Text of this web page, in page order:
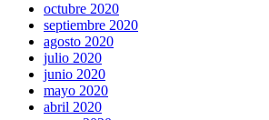
octubre 2020
septiembre 2020
agosto 2020
julio 2020
junio 2020
mayo 2020
abril 2020